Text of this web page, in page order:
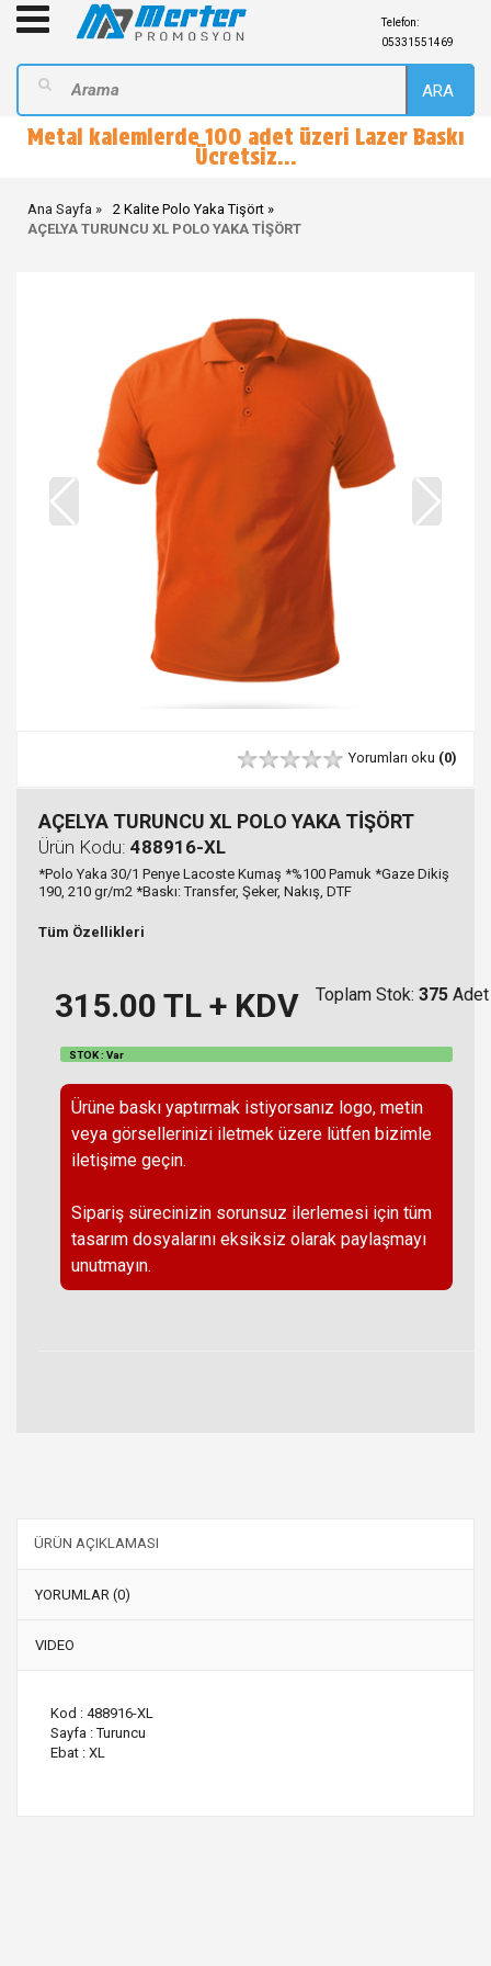
Telefon:
05331551469
ARA
Metal kalemlerde 100 adet üzeri Lazer Baskı
Ücretsiz...
Ana Sayfa
2 Kalite Polo Yaka Tişört
AÇELYA TURUNCU XL POLO YAKA TİŞÖRT
Yorumları oku (0)
AÇELYA TURUNCU XL POLO YAKA TİŞÖRT
Ürün Kodu: 488916-XL
*Polo Yaka 30/1 Penye Lacoste Kumaş *%100 Pamuk *Gaze Dikiş
190, 210 gr/m2 *Baskı: Transfer, Şeker, Nakış, DTF
Tüm Özellikleri
315.00 TL + KDV Toplam Stok: 375 Adet
STOK : Var
Ürüne baskı yaptırmak istiyorsanız logo, metin
veya görsellerinizi iletmek üzere lütfen bizimle
iletişime geçin.
Sipariş sürecinizin sorunsuz ilerlemesi için tüm
tasarım dosyalarını eksiksiz olarak paylaşmayı
unutmayın.
ÜRÜN AÇIKLAMASI
YORUMLAR (0)
VIDEO
Kod : 488916-XL
Sayfa : Turuncu
Ebat : XL